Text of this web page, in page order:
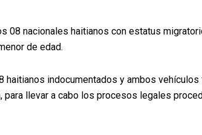
08 nacionales haitianos con estatus
de edad.
haitianos indocumentados y ambos
para llevar a cabo los procesos legales